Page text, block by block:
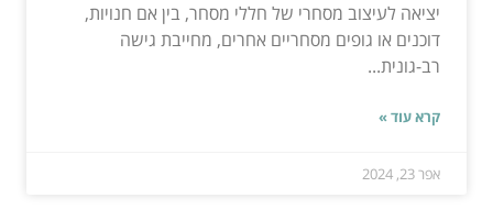
יציאה לעיצוב מסחרי של חללי מסחר, בין אם חנויות,
דוכנים או גופים מסחריים אחרים, מחייבת גישה
רב-גונית...
קרא עוד »
אפר 23, 2024